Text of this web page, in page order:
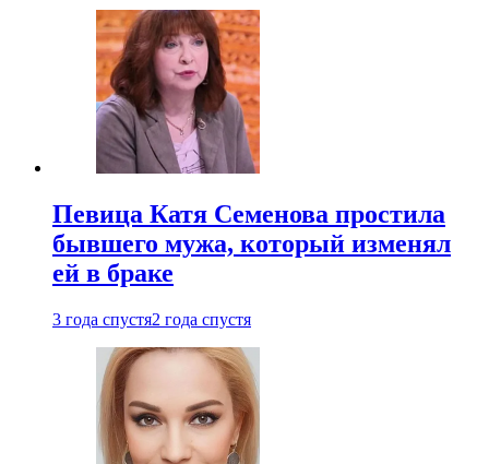
Певица Катя Семенова простила
бывшего мужа, который изменял
ей в браке
3 года спустя2 года спустя